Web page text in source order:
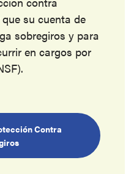
su cuenta de
sobregiros y para
en cargos por
Contra